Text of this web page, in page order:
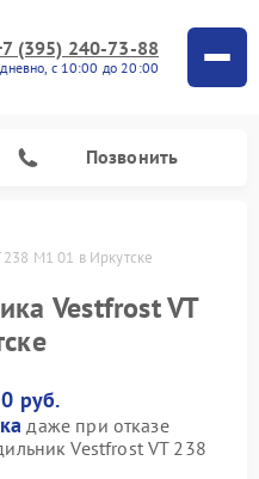
(395) 240-73-88
с 10:00 до 20:00
Позвонить
M1 01 в Иркутске
Vestfrost VT
руб.
даже при отказе
Vestfrost VT 238